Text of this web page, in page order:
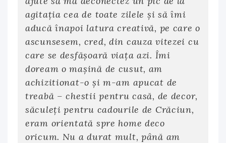
agitația cea de toate zilele și să îmi
aducă înapoi latura creativă, pe care o
ascunsesem, cred, din cauza vitezei cu
care se desfășoară viața azi. Îmi
doream o mașină de cusut, am
achizitionat-o și m-am apucat de
treabă – chestii pentru casă, de decor,
săculeţi pentru cadourile de Crăciun,
eram orientată spre home deco
oricum. Nu a durat mult, până am